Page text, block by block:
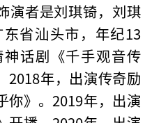
演者是刘琪锜，刘琪
省汕头市，年纪13
话剧《千手观音传
2018年，出演传奇励
你》。2019年，出演